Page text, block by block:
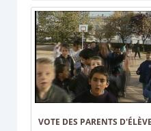
VOTE DES PARENTS